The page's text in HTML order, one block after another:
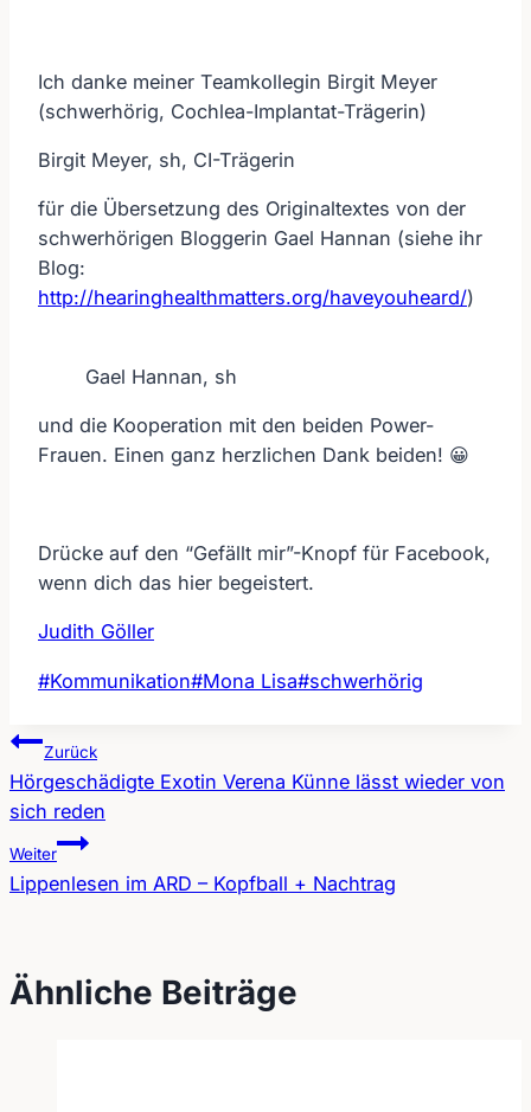
Ich danke meiner Teamkollegin Birgit Meyer
(schwerhörig, Cochlea-Implantat-Trägerin)
Birgit Meyer, sh, CI-Trägerin
für die Übersetzung des Originaltextes von der
schwerhörigen Bloggerin Gael Hannan (siehe ihr
Blog:
http://hearinghealthmatters.org/haveyouheard/)
Gael Hannan, sh
und die Kooperation mit den beiden Power-
Frauen. Einen ganz herzlichen Dank beiden! 😀
Drücke auf den “Gefällt mir”-Knopf für Facebook,
wenn dich das hier begeistert.
Judith Göller
Schlagworte:
#Kommunikation#Mona Lisa#schwerhörig
Beitragsnavigation
Zurück
Hörgeschädigte Exotin Verena Künne lässt wieder von
sich reden
Weiter
Lippenlesen im ARD – Kopfball + Nachtrag
Ähnliche Beiträge